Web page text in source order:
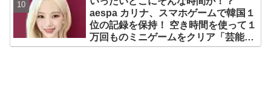
aespa カリナ、スマホゲームで韓国１
位の記録を保持！ 空き時間を使って１
万回ものミニゲームをクリア「芸能人
たちが時間がないと言っているのは全